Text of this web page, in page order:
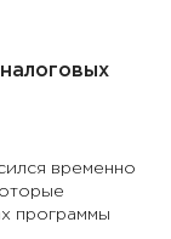
временно
программы